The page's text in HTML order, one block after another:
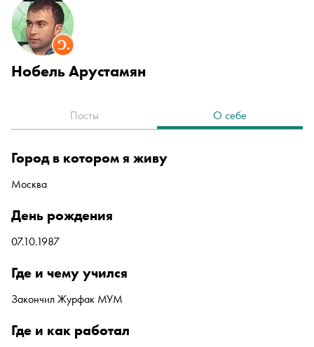
Нобель Арустамян
Посты О себе
город в котором я живу
Москва
день рождения
07.10.1987
где и чему учился
Закончил Журфак МУМ
где и как работал